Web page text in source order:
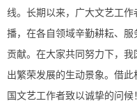
线。长期以来，广大文艺工
播，在各自领域辛勤耕耘、
贡献。在大家共同努力下，
出繁荣发展的生动景象。借
国文艺工作者致以诚挚的问候